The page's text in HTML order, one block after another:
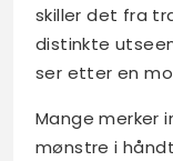
skiller det fra
distinkte
ser etter en
Mange merker
mønstre i